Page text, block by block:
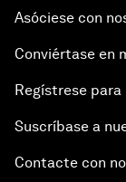
Asóciese con
Conviértase en
Regístrese
Suscríbase a
Contacte con